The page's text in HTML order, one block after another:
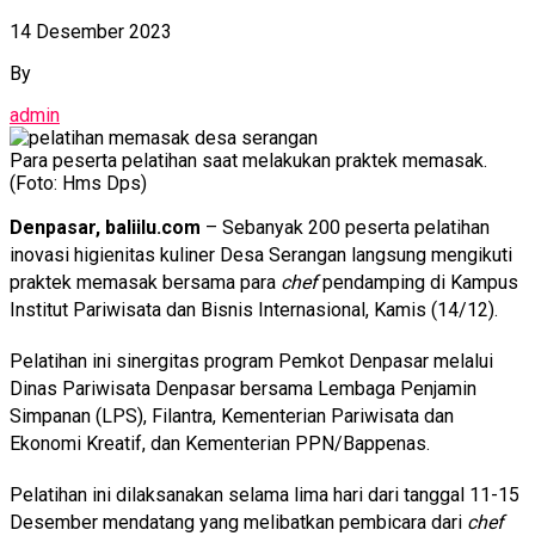
14 Desember 2023
By
admin
Para peserta pelatihan saat melakukan praktek memasak.
(Foto: Hms Dps)
Denpasar, baliilu.com – Sebanyak 200 peserta pelatihan
inovasi higienitas kuliner Desa Serangan langsung mengikuti
praktek memasak bersama para chefpendamping di Kampus
Institut Pariwisata dan Bisnis Internasional, Kamis (14/12).
Pelatihan ini sinergitas program Pemkot Denpasar melalui
Dinas Pariwisata Denpasar bersama Lembaga Penjamin
Simpanan (LPS), Filantra, Kementerian Pariwisata dan
Ekonomi Kreatif, dan Kementerian PPN/Bappenas.
Pelatihan ini dilaksanakan selama lima hari dari tanggal 11-15
Desember mendatang yang melibatkan pembicara dari chef